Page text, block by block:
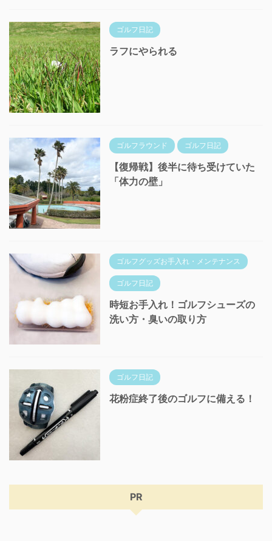
ゴルフ日記
ラフにやられる
ゴルフラウンド ゴルフ日記
【復帰戦】後半に待ち受けていた
「体力の壁」
ゴルフグッズお手入れ・メンテナンス
ゴルフ日記
時短お手入れ！ゴルフシューズの
洗い方・臭いの取り方
ゴルフ日記
花粉症終了後のゴルフに備える！
PR